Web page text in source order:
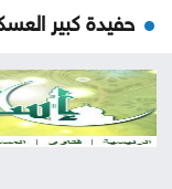
حفيدة كبير
الثقة واليقين
إيصال التيار الكهربائي لـ136